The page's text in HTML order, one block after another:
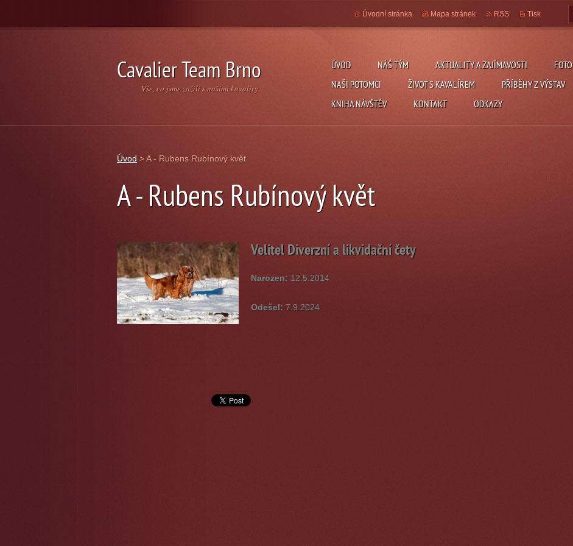
Cavalier Team Brno
Vše, co jsme zažili s našimi kavalíry
ÚVOD NÁŠ TÝM AKTUALITY A ZAJÍMAVOSTI FOTO
NAŠI POTOMCI
ŽIVOT S KAVALÍREM PŘÍBĚHY Z VÝSTAV
KNIHA NÁVŠTĚV
KONTAKT ODKAZY
Úvodní stránka Mapa stránek RSS Tisk
Úvod >A - Rubens Rubínový květ
A - Rubens Rubínový květ
Velitel Diverzní a likvidační čety
Narozen: 12.5.2014
Odešel: 7.9.2024